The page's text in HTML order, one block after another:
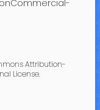
Attribution-
License.